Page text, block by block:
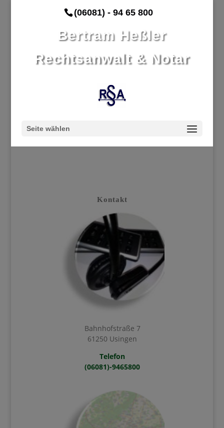
(06081) - 94 65 800
Bertram Heßler
Rechtsanwalt & Notar
Seite wählen
Kontakt
Bahnhofstraße 7
61250 Usingen
Telefon
(06081)-9465800